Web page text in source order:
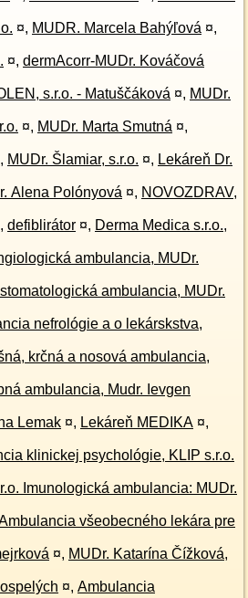
¤, MUDR. Marcela Bahýľová ¤,
¤, dermAcorr-MUDr. Kováčová
s.r.o. - Matuščáková ¤, MUDr.
¤, MUDr. Marta Smutná ¤,
, MUDr. Šlamiar, s.r.o. ¤, Lekáreň Dr.
Alena Polónyová ¤, NOVOZDRAV,
, defiblirátor ¤, Derma Medica s.r.o.,
ambulancia, MUDr.
ambulancia, MUDr.
nefrológie a o lekárskstva,
krčná a nosová ambulancia,
ambulancia, Mudr. Ievgen
Lemak ¤, Lekáreň MEDIKA ¤,
klinickej psychológie, KLIP s.r.o.
Imunologická ambulancia: MUDr.
všeobecného lekára pre
¤, MUDr. Katarína Čížková,
¤, Ambulancia